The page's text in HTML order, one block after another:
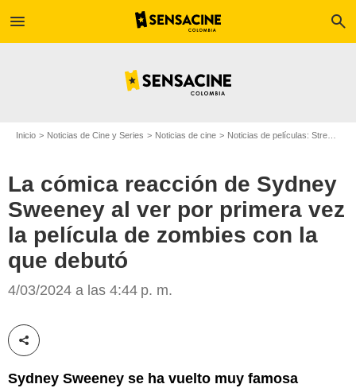
menu search
Inicio Noticias de Cine y Series Noticias de cine Noticias de películas: Streaming
La cómica reacción de Sydney
Sweeney al ver por primera vez
la película de zombies con la
que debutó
4/03/2024 a las 4:44 p. m.
Compartir esta noticia
Sydney Sweeney se ha vuelto muy famosa